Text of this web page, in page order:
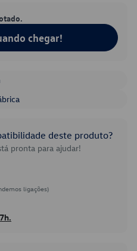
chegar!
deste produto?
pronta para ajudar!
ligações)